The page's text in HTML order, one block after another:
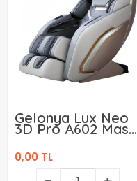
Gelonya Lux Neo
3D Pro A602 Masaj
Koltuğu
0,00 TL